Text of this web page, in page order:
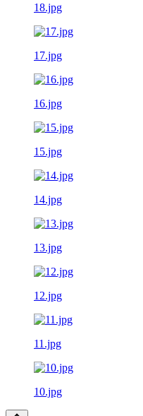
18.jpg
17.jpg
16.jpg
15.jpg
14.jpg
13.jpg
12.jpg
11.jpg
10.jpg